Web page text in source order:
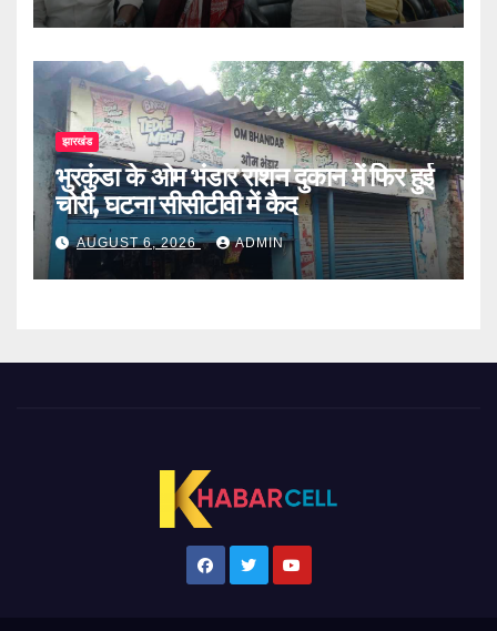
झारखंड
भुरकुंडा के ओम भंडार राशन दुकान में फिर हुई
चोरी, घटना सीसीटीवी में कैद
AUGUST 6, 2026 ADMIN